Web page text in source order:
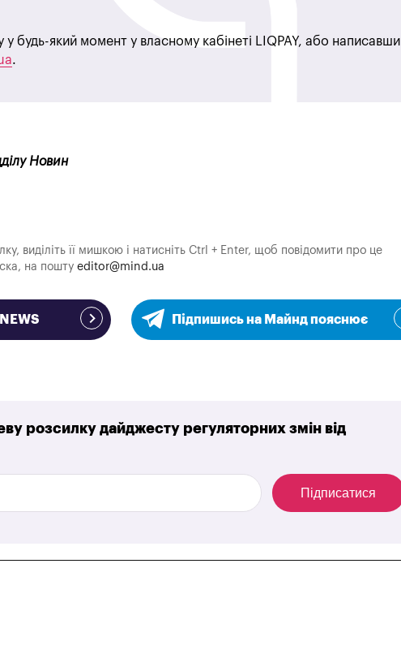
у будь-який момент у власному кабінеті LIQPAY, або написавши
.
Новин
виділіть її мишкою і натисніть Ctrl + Enter, щоб повідомити про це
на пошту editor@mind.ua
Підпишись на Майнд пояснює
розсилку дайджесту регуляторних змін від
Підписатися